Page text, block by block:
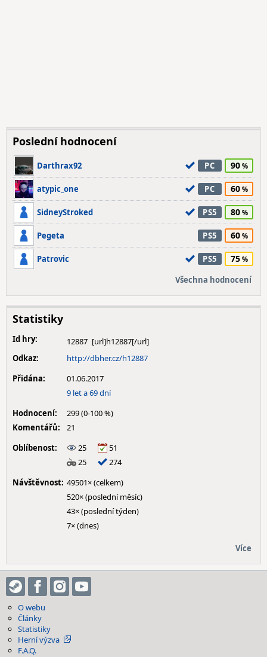
Poslední hodnocení
Darthrax92 PC 90
atypic_one PC 60
SidneyStroked PS5 80
Pegeta PS5 60
Patrovic PS5 75
Všechna hodnocení
Statistiky
Id hry:
12887
Odkaz:
http://dbher.cz/h12887
Přidána:
01.06.2017
9 let a 69 dní
Hodnocení:
299 (0-100 %)
Komentářů:
21
Oblíbenost:
25
51
25
274
Návštěvnost: 49501× (celkem)
520× (poslední měsíc)
43× (poslední týden)
7× (dnes)
Více
O webu
Články
Statistiky
Herní výzva
F.A.Q.